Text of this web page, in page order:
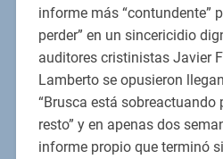
informe más “contundente”
perder” en un sincericidio
auditores cristinistas Javier
Lamberto se opusieron
“Brusca está sobreactuando
resto” y en apenas dos
informe propio que terminó